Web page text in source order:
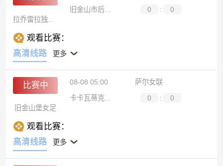
旧金山市后备队
0 :
0
观看比赛：
高清线路
更多
比赛中 08-08 05:00
萨尔女联
卡卡瓦蒂克女足
0 :
0
旧金山堡女足
观看比赛：
高清线路
更多